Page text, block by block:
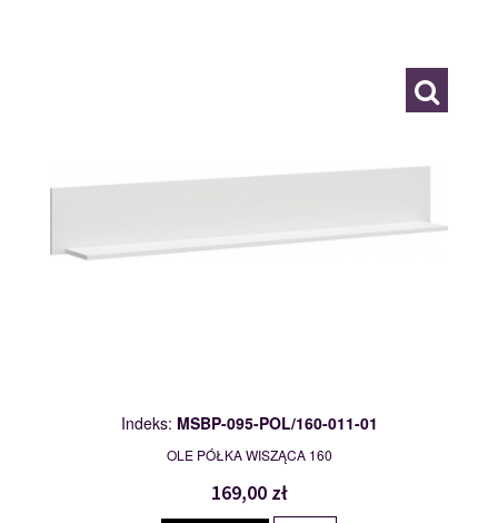
Indeks: MSBP-095-POL/160-011-01
OLE PÓŁKA WISZĄCA 160
169,00 zł